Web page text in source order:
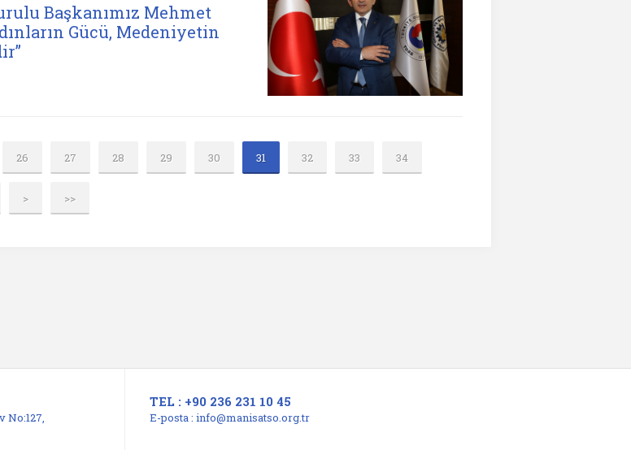
Başkanımız Mehmet
Gücü, Medeniyetin
26 27 28 29 30 31 32 33 34
> >>
No:127,
TEL : +90 236 231 10 45
E-posta : info@manisatso.org.tr